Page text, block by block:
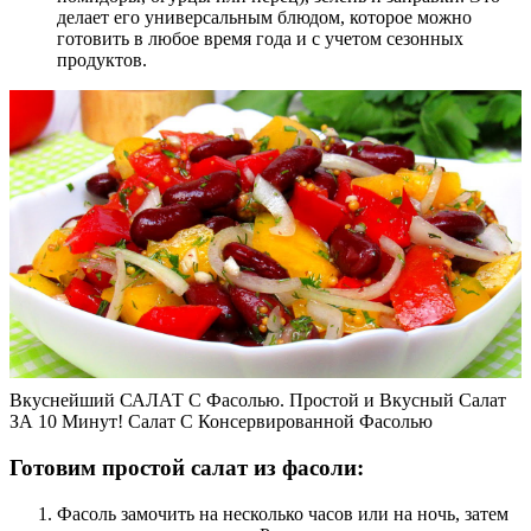
делает его универсальным блюдом, которое можно
готовить в любое время года и с учетом сезонных
продуктов.
Вкуснейший САЛАТ С Фасолью. Простой и Вкусный Салат
ЗА 10 Минут! Салат С Консервированной Фасолью
Готовим простой салат из фасоли:
Фасоль замочить на несколько часов или на ночь, затем